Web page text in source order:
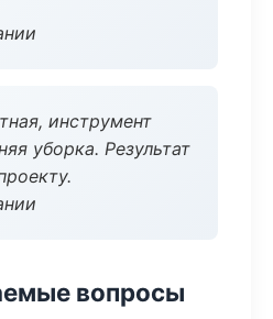
инструмент
уборка. Результат
вопросы